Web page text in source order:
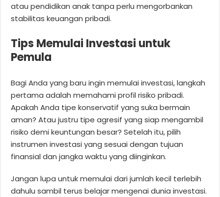
atau pendidikan anak tanpa perlu mengorbankan
stabilitas keuangan pribadi.
Tips Memulai Investasi untuk
Pemula
Bagi Anda yang baru ingin memulai investasi, langkah
pertama adalah memahami profil risiko pribadi.
Apakah Anda tipe konservatif yang suka bermain
aman? Atau justru tipe agresif yang siap mengambil
risiko demi keuntungan besar? Setelah itu, pilih
instrumen investasi yang sesuai dengan tujuan
finansial dan jangka waktu yang diinginkan.
Jangan lupa untuk memulai dari jumlah kecil terlebih
dahulu sambil terus belajar mengenai dunia investasi.